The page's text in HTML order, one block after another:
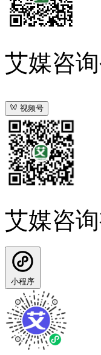
艾媒咨
视频号
艾媒咨
小程序